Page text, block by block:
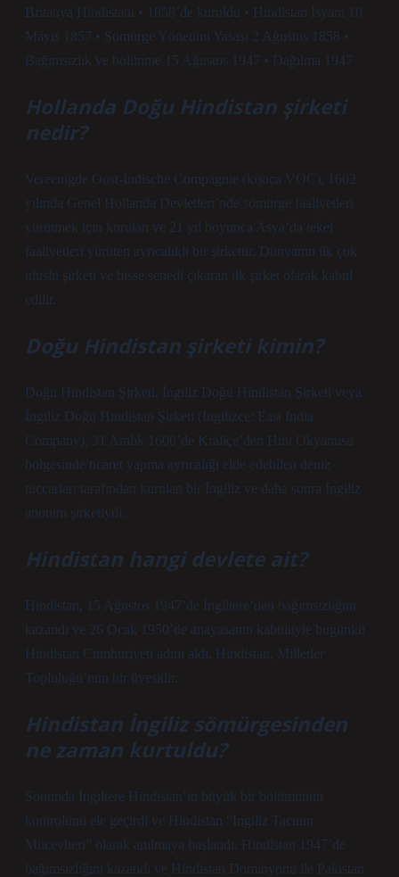
Britanya Hindistanı • 1858’de kuruldu • Hindistan İsyanı 10
Mayıs 1857 • Sömürge Yönetimi Yasası 2 Ağustos 1858 •
Bağımsızlık ve bölünme 15 Ağustos 1947 • Dağılma 1947
Hollanda Doğu Hindistan şirketi
nedir?
Vereenigde Oost-Indische Compagnie (kısaca VOC), 1602
yılında Genel Hollanda Devletleri’nde sömürge faaliyetleri
yürütmek için kurulan ve 21 yıl boyunca Asya’da tekel
faaliyetleri yürüten ayrıcalıklı bir şirkettir. Dünyanın ilk çok
uluslu şirketi ve hisse senedi çıkaran ilk şirket olarak kabul
edilir.
Doğu Hindistan şirketi kimin?
Doğu Hindistan Şirketi, İngiliz Doğu Hindistan Şirketi veya
İngiliz Doğu Hindistan Şirketi (İngilizce: East India
Company), 31 Aralık 1600’de Kraliçe’den Hint Okyanusu
bölgesinde ticaret yapma ayrıcalığı elde edebilen deniz
tüccarları tarafından kurulan bir İngiliz ve daha sonra İngiliz
anonim şirketiydi.
Hindistan hangi devlete ait?
Hindistan, 15 Ağustos 1947’de İngiltere’den bağımsızlığını
kazandı ve 26 Ocak 1950’de anayasanın kabulüyle bugünkü
Hindistan Cumhuriyeti adını aldı. Hindistan, Milletler
Topluluğu’nun bir üyesidir.
Hindistan İngiliz sömürgesinden
ne zaman kurtuldu?
Sonunda İngiltere Hindistan’ın büyük bir bölümünün
kontrolünü ele geçirdi ve Hindistan “İngiliz Tacının
Mücevheri” olarak anılmaya başlandı. Hindistan 1947’de
bağımsızlığını kazandı ve Hindistan Dominyonu ile Pakistan